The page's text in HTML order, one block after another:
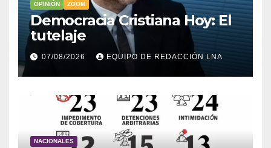
OPINIÓN ZOOM
Democracia Cristiana Hoy: El
tutelaje
07/08/2026 EQUIPO DE REDACCIÓN LNA
NACIONALES